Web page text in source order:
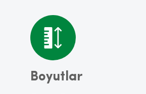
Boyutlar